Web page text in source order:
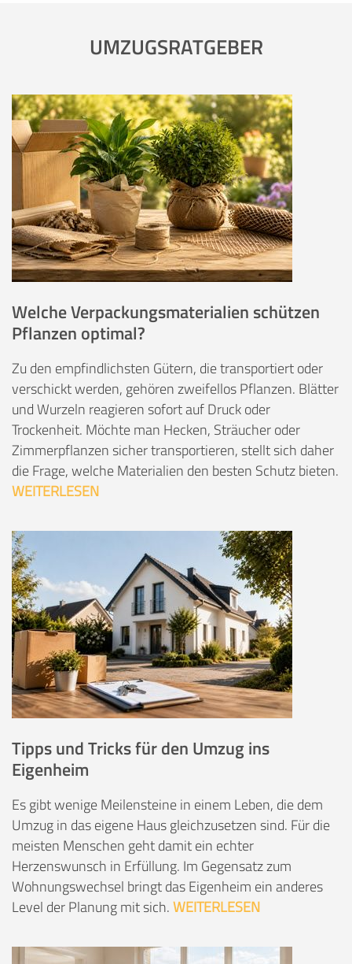
UMZUGSRATGEBER
Welche Verpackungsmaterialien schützen
Pflanzen optimal?
Zu den empfindlichsten Gütern, die transportiert oder
verschickt werden, gehören zweifellos Pflanzen. Blätter
und Wurzeln reagieren sofort auf Druck oder
Trockenheit. Möchte man Hecken, Sträucher oder
Zimmerpflanzen sicher transportieren, stellt sich daher
die Frage, welche Materialien den besten Schutz bieten.
WEITERLESEN
Tipps und Tricks für den Umzug ins
Eigenheim
Es gibt wenige Meilensteine in einem Leben, die dem
Umzug in das eigene Haus gleichzusetzen sind. Für die
meisten Menschen geht damit ein echter
Herzenswunsch in Erfüllung. Im Gegensatz zum
Wohnungswechsel bringt das Eigenheim ein anderes
Level der Planung mit sich.WEITERLESEN